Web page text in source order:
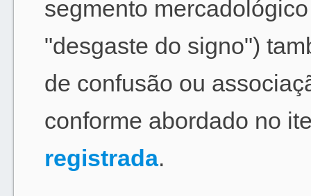
segmento
"desgaste do signo")
de confusão ou
conforme abordado no
registrada.